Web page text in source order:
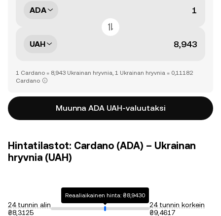
ADA
UAH
1 Cardano = 8,943 Ukrainan hryvnia, 1 Ukrainan hryvnia = 0,11182
Cardano
Muunna ADA UAH-valuutaksi
Hintatilastot: Cardano (ADA) – Ukrainan
hryvnia (UAH)
24 tunnin alin
₴8,3125
Reaaliaikainen hinta: ₴8,9430
24 tunnin korkein
₴9,4617